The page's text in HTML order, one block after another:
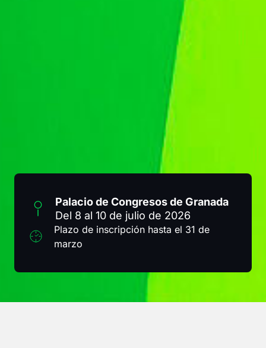
Palacio de Congresos de Granada
Del 8 al 10 de julio de 2026
Plazo de inscripción hasta el 31 de
marzo